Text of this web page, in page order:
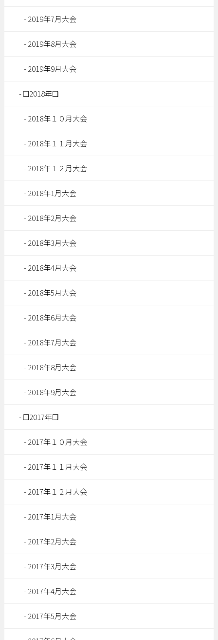
2019年7月大会
2019年8月大会
2019年9月大会
❑2018年❑
2018年１０月大会
2018年１１月大会
2018年１２月大会
2018年1月大会
2018年2月大会
2018年3月大会
2018年4月大会
2018年5月大会
2018年6月大会
2018年7月大会
2018年8月大会
2018年9月大会
❒2017年❒
2017年１０月大会
2017年１１月大会
2017年１２月大会
2017年1月大会
2017年2月大会
2017年3月大会
2017年4月大会
2017年5月大会